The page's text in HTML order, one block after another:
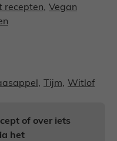
recepten, Vegan
, Tijm, Witlof
of over iets
het